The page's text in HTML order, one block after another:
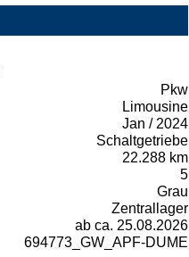
Pkw
Limousine
Jan / 2024
Schaltgetriebe
22.288 km
5
Grau
Zentrallager
ab ca. 25.08.2026
694773_GW_APF-DUME